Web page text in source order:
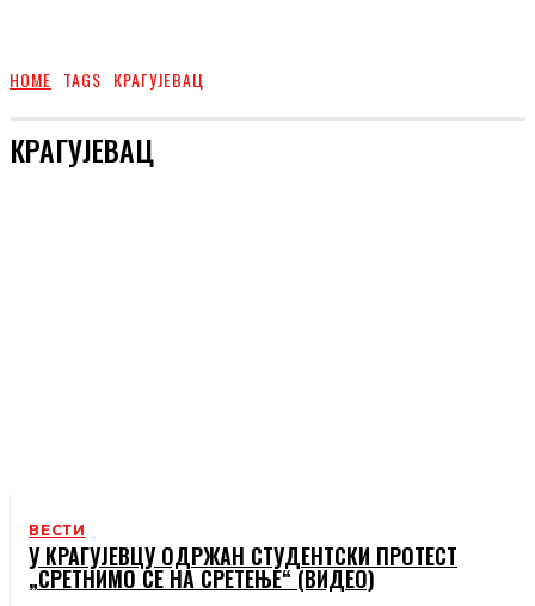
HOME TAGS КРАГУЈЕВАЦ
КРАГУЈЕВАЦ
ВЕСТИ
У КРАГУЈЕВЦУ ОДРЖАН СТУДЕНТСКИ ПРОТЕСТ
„СРЕТНИМО СЕ НА СРЕТЕЊЕ“ (ВИДЕО)